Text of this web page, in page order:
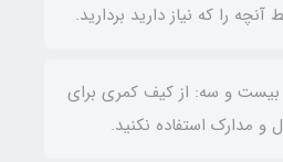
آنچه را که نیاز دارید بردارید.
و سه: از کیف کمری برای
و مدارک استفاده نکنید.